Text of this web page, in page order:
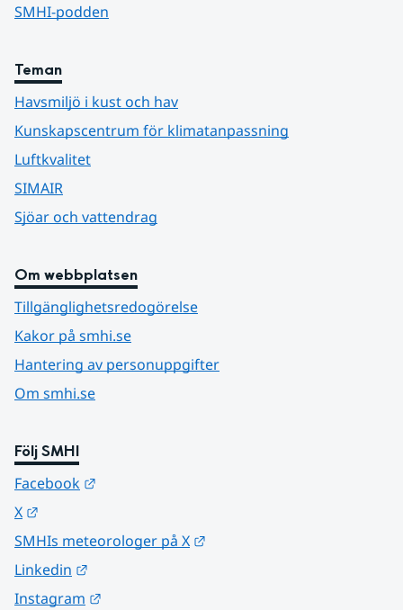
SMHI-podden
Teman
Havsmiljö i kust och hav
Kunskapscentrum för klimatanpassning
Luftkvalitet
SIMAIR
Sjöar och vattendrag
Om webbplatsen
Tillgänglighetsredogörelse
Kakor på smhi.se
Hantering av personuppgifter
Om smhi.se
Följ SMHI
Facebook
X
SMHIs meteorologer på X
Linkedin
Instagram